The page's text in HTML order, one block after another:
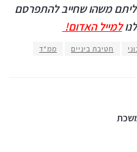
משהו שחייב להתפרסם
למייל האדום!
חטיבת ביניים ממ"ד